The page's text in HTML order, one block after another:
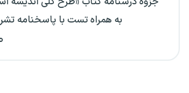
به همراه تست با پاسخنامه